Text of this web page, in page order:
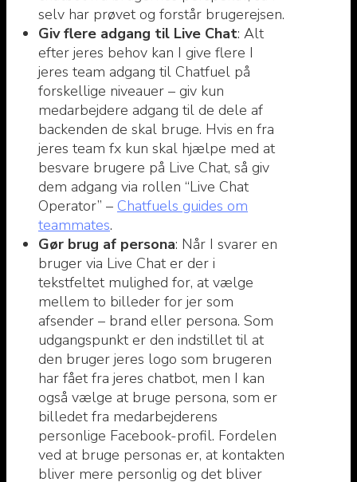
selv har prøvet og forstår brugerejsen.
Giv flere adgang til Live Chat: Alt
efter jeres behov kan I give flere I
jeres team adgang til Chatfuel på
forskellige niveauer – giv kun
medarbejdere adgang til de dele af
backenden de skal bruge. Hvis en fra
jeres team fx kun skal hjælpe med at
besvare brugere på Live Chat, så giv
dem adgang via rollen “Live Chat
Operator” – Chatfuels guides om
teammates.
Gør brug af persona: Når I svarer en
bruger via Live Chat er der i
tekstfeltet mulighed for, at vælge
mellem to billeder for jer som
afsender – brand eller persona. Som
udgangspunkt er den indstillet til at
den bruger jeres logo som brugeren
har fået fra jeres chatbot, men I kan
også vælge at bruge persona, som er
billedet fra medarbejderens
personlige Facebook-profil. Fordelen
ved at bruge personas er, at kontakten
bliver mere personlig og det bliver